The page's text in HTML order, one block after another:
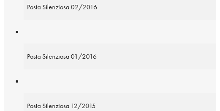
Posta Silenziosa 02/2016
Posta Silenziosa 01/2016
Posta Silenziosa 12/2015